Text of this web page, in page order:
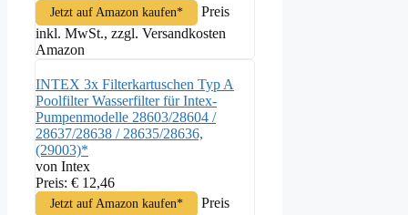
Jetzt auf Amazon kaufen*
Preis
inkl. MwSt., zzgl. Versandkosten
Amazon
INTEX 3x Filterkartuschen Typ A
Poolfilter Wasserfilter für Intex-
Pumpenmodelle 28603/28604 /
28637/28638 / 28635/28636,
(29003)*
von Intex
Preis: € 12,46
Jetzt auf Amazon kaufen*
Preis